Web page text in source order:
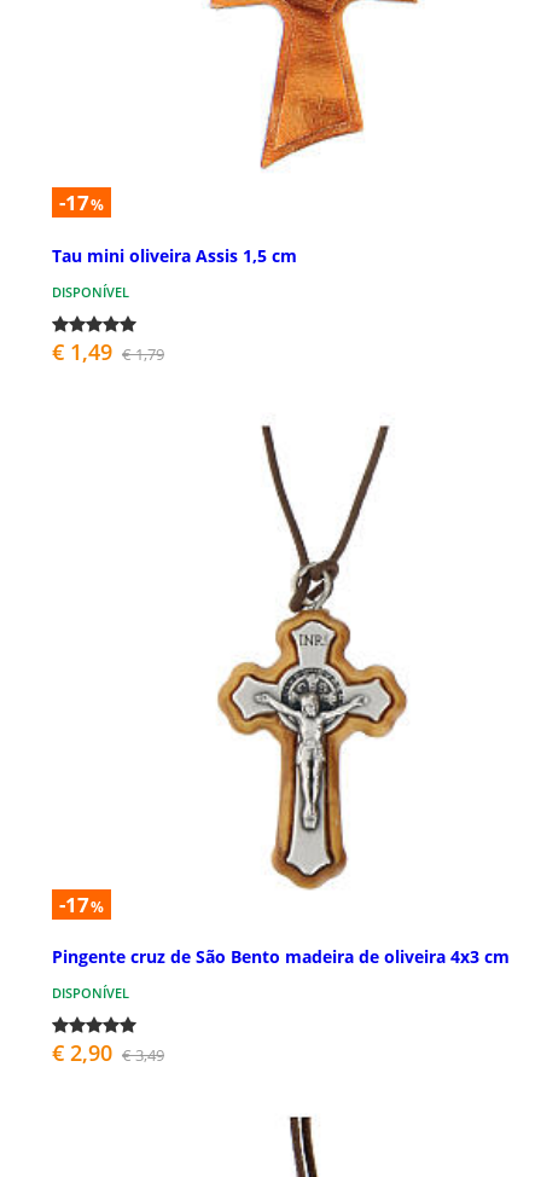
-17%
Tau mini oliveira Assis 1,5 cm
DISPONÍVEL
€ 1,49 € 1,79
-17%
Pingente cruz de São Bento madeira de oliveira 4x3 cm
DISPONÍVEL
€ 2,90 € 3,49